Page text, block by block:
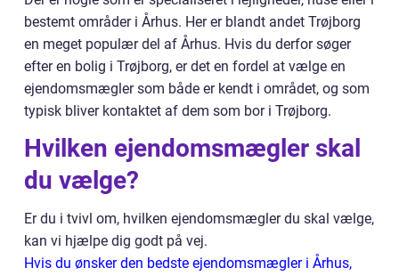
bestemt områder i Århus. Her er blandt andet Trøjborg
en meget populær del af Århus. Hvis du derfor søger
efter en bolig i Trøjborg, er det en fordel at vælge en
ejendomsmægler som både er kendt i området, og som
typisk bliver kontaktet af dem som bor i Trøjborg.
Hvilken ejendomsmægler skal
du vælge?
Er du i tvivl om, hvilken ejendomsmægler du skal vælge,
kan vi hjælpe dig godt på vej.
Hvis du ønsker den bedste ejendomsmægler i Århus,